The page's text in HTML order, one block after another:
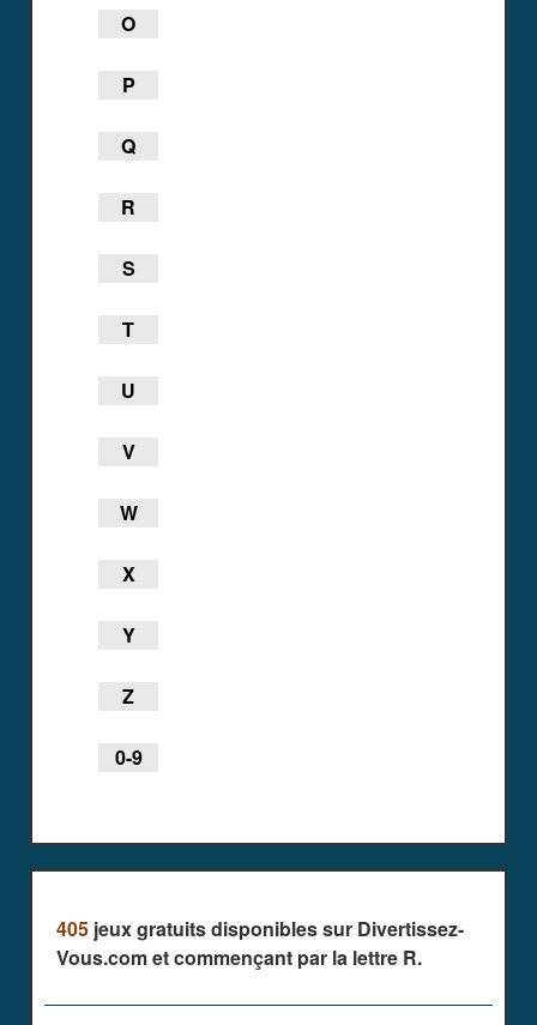
O
P
Q
R
S
T
U
V
W
X
Y
Z
0-9
405 jeux gratuits disponibles sur Divertissez-
Vous.com et commençant par la lettre R.